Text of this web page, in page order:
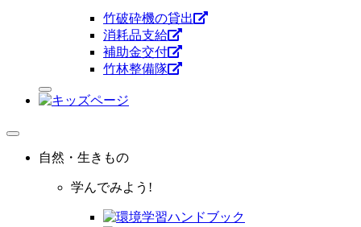
竹破砕機の貸出
消耗品支給
補助金交付
竹林整備隊
自然・生きもの
学んでみよう!